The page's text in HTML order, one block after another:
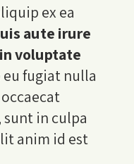
ex ea
aute irure
voluptate
fugiat nulla
in culpa
anim id est